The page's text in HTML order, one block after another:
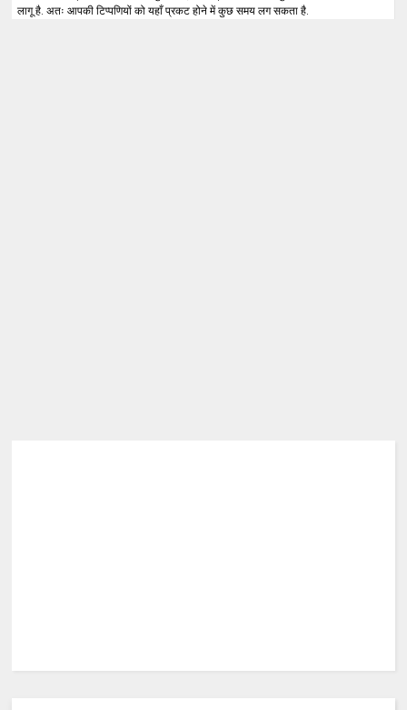
लागू है. अतः आपकी टिप्पणियों को यहाँ प्रकट होने में कुछ समय लग सकता है.